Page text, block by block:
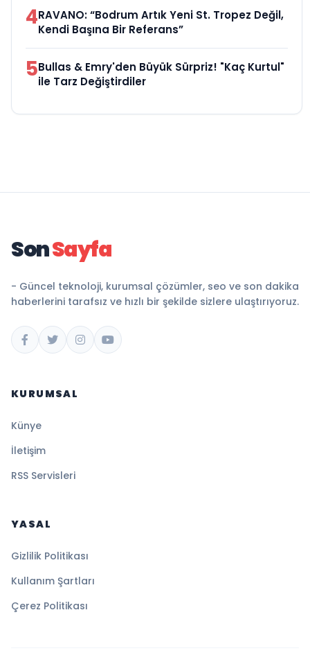
4RAVANO: “Bodrum Artık Yeni St. Tropez Değil,
Kendi Başına Bir Referans”
5Bullas & Emry'den Büyük Sürpriz! "Kaç Kurtul"
ile Tarz Değiştirdiler
SonSayfa
- Güncel teknoloji, kurumsal çözümler, seo ve son dakika
haberlerini tarafsız ve hızlı bir şekilde sizlere ulaştırıyoruz.
KURUMSAL
Künye
İletişim
RSS Servisleri
YASAL
Gizlilik Politikası
Kullanım Şartları
Çerez Politikası